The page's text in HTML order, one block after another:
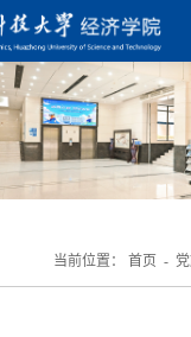
当前位置： 首页 -